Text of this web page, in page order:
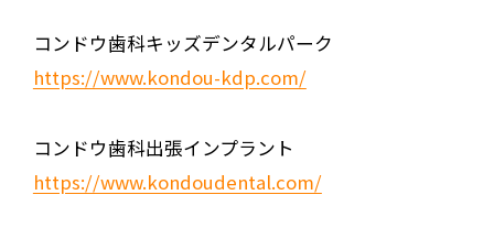
コンドウ歯科キッズデンタルパーク
https://www.kondou-kdp.com/
コンドウ歯科出張インプラント
https://www.kondoudental.com/